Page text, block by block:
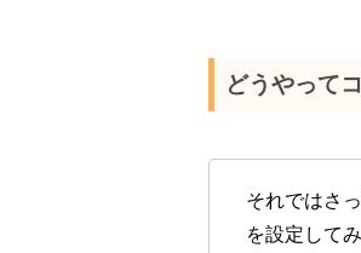
どうやって
それではさ
を設定して